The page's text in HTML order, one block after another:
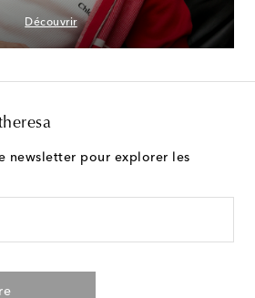
Découvrir
newsletter pour explorer les